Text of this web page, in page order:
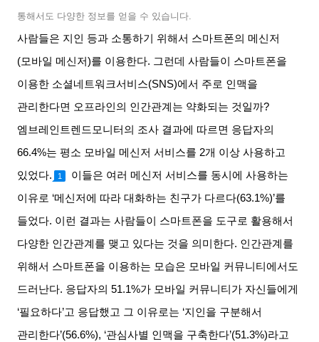
통해서도 다양한 정보를 얻을 수 있습니다.
사람들은 지인 등과 소통하기 위해서 스마트폰의 메신저
(모바일 메신저)를 이용한다. 그런데 사람들이 스마트폰을
이용한 소셜네트워크서비스(SNS)에서 주로 인맥을
관리한다면 오프라인의 인간관계는 약화되는 것일까?
엠브레인트렌드모니터의 조사 결과에 따르면 응답자의
66.4%는 평소 모바일 메신저 서비스를 2개 이상 사용하고
있었다. 1
이들은 여러 메신저 서비스를 동시에 사용하는
이유로 ‘메신저에 따라 대화하는 친구가 다르다(63.1%)’를
들었다. 이런 결과는 사람들이 스마트폰을 도구로 활용해서
다양한 인간관계를 맺고 있다는 것을 의미한다. 인간관계를
위해서 스마트폰을 이용하는 모습은 모바일 커뮤니티에서도
드러난다. 응답자의 51.1%가 모바일 커뮤니티가 자신들에게
‘필요하다’고 응답했고 그 이유로는 ‘지인을 구분해서
관리한다’(56.6%), ‘관심사별 인맥을 구축한다’(51.3%)라고